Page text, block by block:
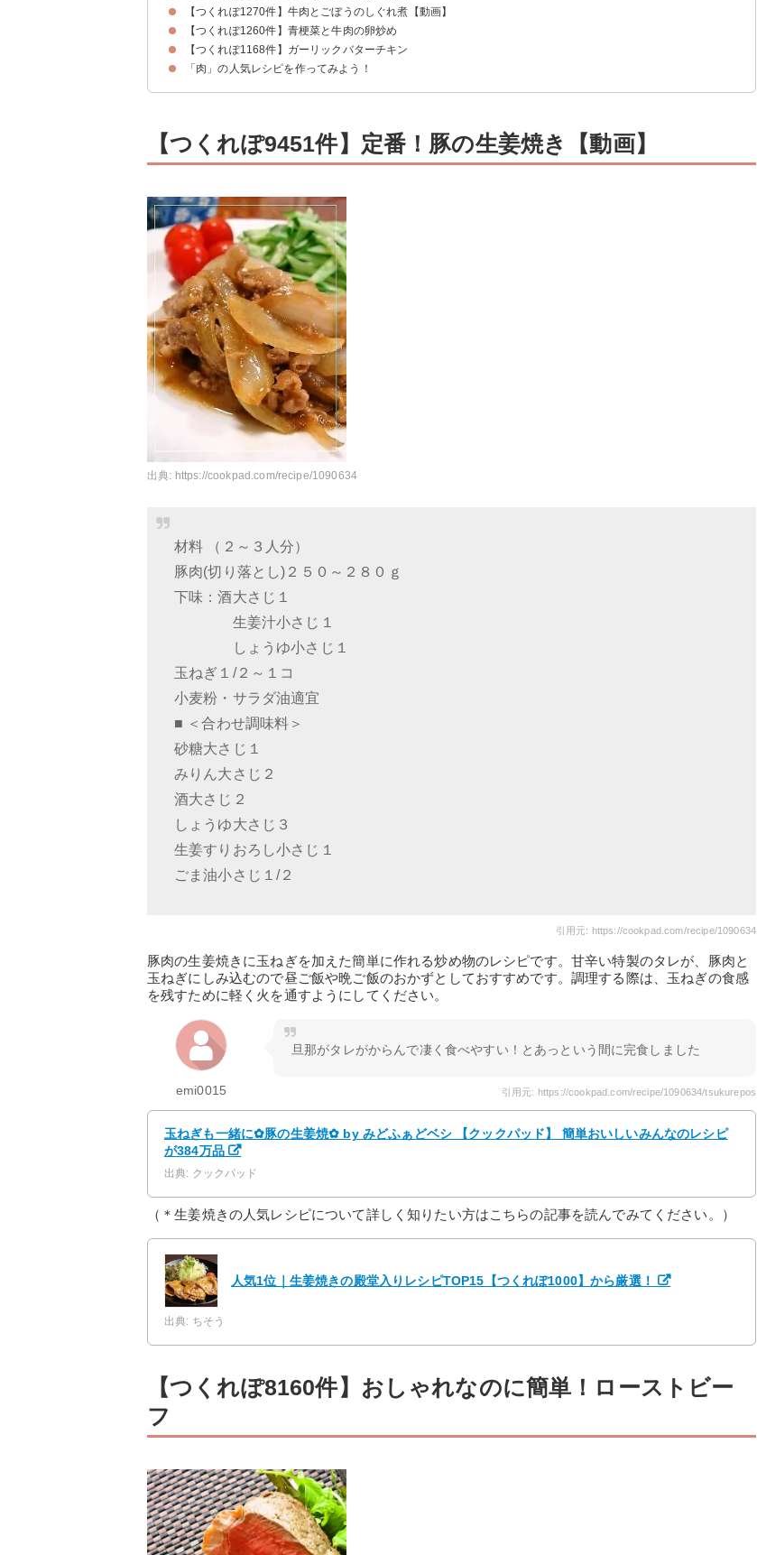
【つくれぽ1270件】牛肉とごぼうのしぐれ煮【動画】
【つくれぽ1260件】青梗菜と牛肉の卵炒め
【つくれぽ1168件】ガーリックバターチキン
「肉」の人気レシピを作ってみよう！
【つくれぽ9451件】定番！豚の生姜焼き【動画】
出典: https://cookpad.com/recipe/1090634
材料 （２～３人分）
豚肉(切り落とし)２５０～２８０ｇ
下味：酒大さじ１
生姜汁小さじ１
しょうゆ小さじ１
玉ねぎ１/２～１コ
小麦粉・サラダ油適宜
■ ＜合わせ調味料＞
砂糖大さじ１
みりん大さじ２
酒大さじ２
しょうゆ大さじ３
生姜すりおろし小さじ１
ごま油小さじ１/２
引用元: https://cookpad.com/recipe/1090634
豚肉の生姜焼きに玉ねぎを加えた簡単に作れる炒め物のレシピです。甘辛い特製のタレが、豚肉と
玉ねぎにしみ込むので昼ご飯や晩ご飯のおかずとしておすすめです。調理する際は、玉ねぎの食感
を残すために軽く火を通すようにしてください。
emi0015
旦那がタレがからんで凄く食べやすい！とあっという間に完食しました
引用元: https://cookpad.com/recipe/1090634/tsukurepos
玉ねぎも一緒に✿豚の生姜焼✿ by みどふぁどベシ 【クックパッド】 簡単おいしいみんなのレシピ
が384万品
出典: クックパッド
（＊生姜焼きの人気レシピについて詳しく知りたい方はこちらの記事を読んでみてください。）
人気1位｜生姜焼きの殿堂入りレシピTOP15【つくれぽ1000】から厳選！
出典: ちそう
【つくれぽ8160件】おしゃれなのに簡単！ローストビー
フ